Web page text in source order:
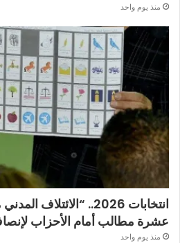
منذ يوم واحد
انتخابات 2026..
عشرة مطالب أمام الأحزاب
منذ يوم واحد